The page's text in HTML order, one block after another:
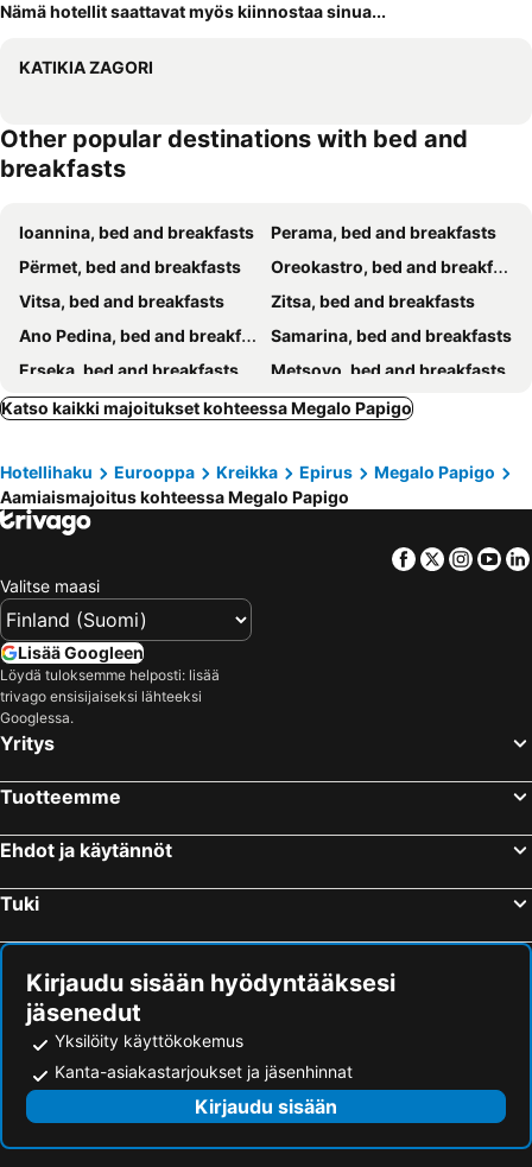
Nämä hotellit saattavat myös kiinnostaa sinua...
KATIKIA ZAGORI
Other popular destinations with bed and
breakfasts
Ioannina, bed and breakfasts
Perama, bed and breakfasts
Përmet, bed and breakfasts
Oreokastro, bed and breakfasts
Vitsa, bed and breakfasts
Zitsa, bed and breakfasts
Ano Pedina, bed and breakfasts
Samarina, bed and breakfasts
Erseka, bed and breakfasts
Metsovo, bed and breakfasts
Konitsa, bed and breakfasts
Asprageli, bed and breakfasts
Katso kaikki majoitukset kohteessa Megalo Papigo
Hotellihaku Eurooppa Kreikka Epirus
Megalo Papigo
Aamiaismajoitus kohteessa Megalo Papigo
Facebook
Twitter
Valitse maasi
Lisää Googleen
Löydä tuloksemme helposti: lisää
trivago ensisijaiseksi lähteeksi
Googlessa.
Yritys
Tuotteemme
Ehdot ja käytännöt
Tuki
Kirjaudu sisään hyödyntääksesi
jäsenedut
Yksilöity käyttökokemus
Kanta-asiakastarjoukset ja jäsenhinnat
Kirjaudu sisään